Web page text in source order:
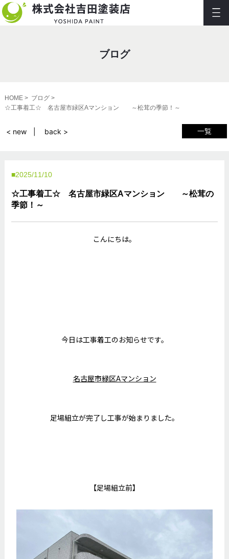
ブログ
HOME
ブログ
☆工事着工☆ 名古屋市緑区Aマンション ～松茸の季節！～
一覧
< new back >
2025/11/10
☆工事着工☆ 名古屋市緑区Aマンション ～松茸の
季節！～
こんにちは。
今日は工事着工のお知らせです。
名古屋市緑区Aマンション
足場組立が完了し工事が始まりました。
【足場組立前】